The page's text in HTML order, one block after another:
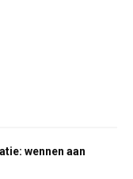
wennen aan